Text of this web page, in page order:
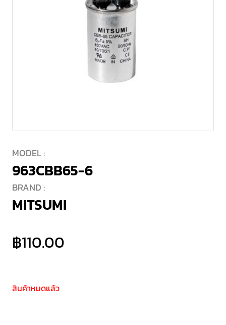
MODEL :
963CBB65-6
BRAND :
MITSUMI
฿110.00
สินค้าหมดแล้ว